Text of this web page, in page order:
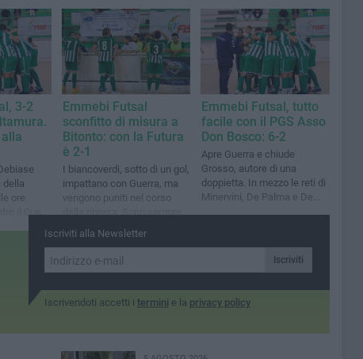
finale, tre espulsi
3-2
della
ore
il Cus
Emmebi Futsal
sconfitto di misura a
Bitonto: con la Futura
è 2-1
I biancoverdi, sotto di un gol,
impattano con Guerra, ma
vengono puniti nel corso
della ripresa. Sono sempre
Emmebi Futsal, tutto
facile con il PGS Asso
Don Bosco: 6-2
Apre Guerra e chiude
Grosso, autore di una
doppietta. In mezzo le reti di
Minervini, De Palma e De
Iscriviti alla Newsletter
Iscriviti
Iscrivendoti accetti i termini e la privacy policy